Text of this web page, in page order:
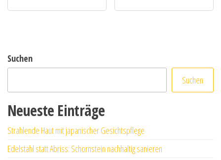
Suchen
Suchen
Neueste Einträge
Strahlende Haut mit japanischer Gesichtspflege
Edelstahl statt Abriss: Schornstein nachhaltig sanieren